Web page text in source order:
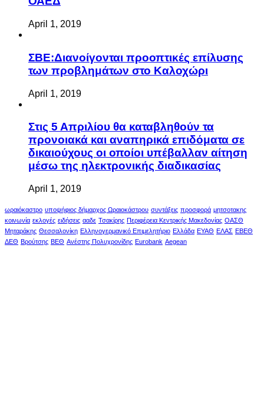
April 1, 2019
ΣΒΕ:Διανοίγονται προοπτικές επίλυσης
των προβλημάτων στο Καλοχώρι
April 1, 2019
Στις 5 Απριλίου θα καταβληθούν τα
προνοιακά και αναπηρικά επιδόματα σε
δικαιούχους οι οποίοι υπέβαλλαν αίτηση
μέσω της ηλεκτρονικής διαδικασίας
April 1, 2019
ωραιόκαστρο υποψήφιος δήμαρχος Ωραιοκάστρου συντάξεις προσφορά μητσοτακης
κοινωνία εκλογές ειδήσεις ααδε Τσακίρης Περιφέρεια Κεντρικής Μακεδονίας ΟΑΣΘ
Μηταράκης Θεσσαλονίκη Ελληνογερμανικό Επιμελητήριο Ελλάδα ΕΥΑΘ ΕΛΑΣ ΕΒΕΘ
ΔΕΘ Βρούτσης ΒΕΘ Ανέστης Πολυχρονίδης Eurobank Aegean